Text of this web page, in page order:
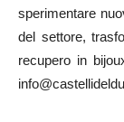
sperimentare
del settore,
recupero in